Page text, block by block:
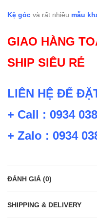
Kệ góc và rất nhiều mẫu
GIAO HÀNG
SHIP SIÊU RẺ
LIÊN HỆ ĐỂ
+ Call : 0934
+ Zalo : 0934
ĐÁNH GIÁ (0)
SHIPPING & DELIVERY